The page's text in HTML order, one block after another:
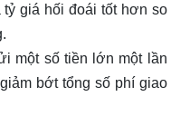
giá hối đoái tốt hơn so
một số tiền lớn một lần
bớt tổng số phí giao